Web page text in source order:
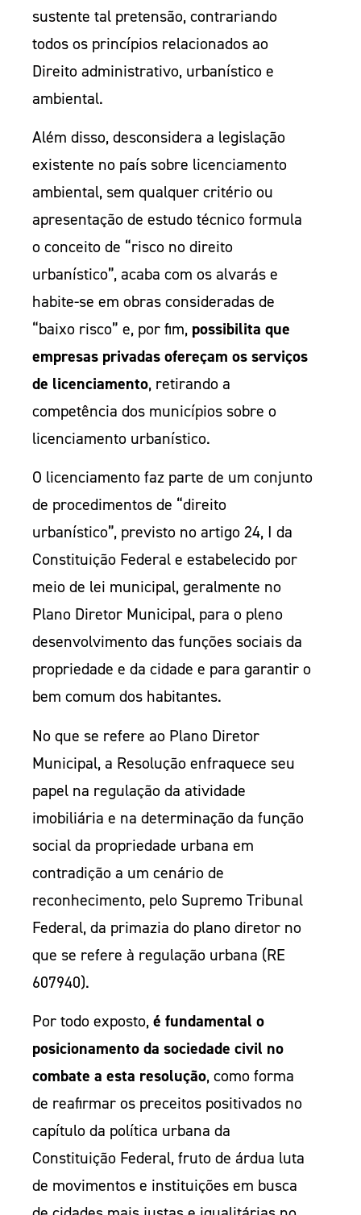
sustente tal pretensão, contrariando
todos os princípios relacionados ao
Direito administrativo, urbanístico e
ambiental.
Além disso, desconsidera a legislação
existente no país sobre licenciamento
ambiental, sem qualquer critério ou
apresentação de estudo técnico formula
o conceito de “risco no direito
urbanístico”, acaba com os alvarás e
habite-se em obras consideradas de
“baixo risco” e, por fim, possibilita que
empresas privadas ofereçam os serviços
de licenciamento, retirando a
competência dos municípios sobre o
licenciamento urbanístico.
O licenciamento faz parte de um conjunto
de procedimentos de “direito
urbanístico”, previsto no artigo 24, I da
Constituição Federal e estabelecido por
meio de lei municipal, geralmente no
Plano Diretor Municipal, para o pleno
desenvolvimento das funções sociais da
propriedade e da cidade e para garantir o
bem comum dos habitantes.
No que se refere ao Plano Diretor
Municipal, a Resolução enfraquece seu
papel na regulação da atividade
imobiliária e na determinação da função
social da propriedade urbana em
contradição a um cenário de
reconhecimento, pelo Supremo Tribunal
Federal, da primazia do plano diretor no
que se refere à regulação urbana (RE
607940).
Por todo exposto,é fundamental o
posicionamento da sociedade civil no
combate a esta resolução, como forma
de reafirmar os preceitos positivados no
capítulo da política urbana da
Constituição Federal, fruto de árdua luta
de movimentos e instituições em busca